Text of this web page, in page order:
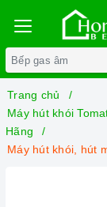
Trang chủ
Máy hút khói
Hãng
Máy hút khói, hút